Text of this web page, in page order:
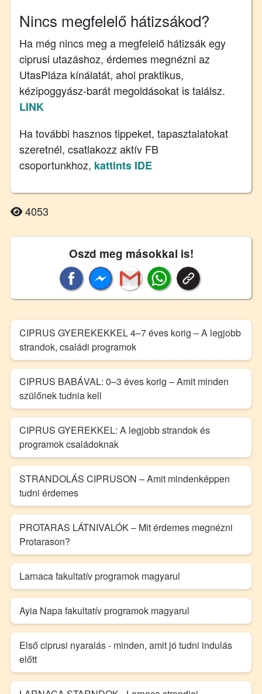
Nincs megfelelő hátizsákod?
Ha még nincs meg a megfelelő hátizsák egy
ciprusi utazáshoz, érdemes megnézni az
UtasPláza kínálatát, ahol praktikus,
kézipoggyász-barát megoldásokat is találsz.
LINK
Ha további hasznos tippeket, tapasztalatokat
szeretnél, csatlakozz aktív FB
csoportunkhoz, kattints IDE
4053
Oszd meg másokkal is!
CIPRUS GYEREKEKKEL 4–7 éves korig – A legjobb
strandok, családi programok
CIPRUS BABÁVAL: 0–3 éves korig – Amit minden
szülőnek tudnia kell
CIPRUS GYEREKKEL: A legjobb strandok és
programok családoknak
STRANDOLÁS CIPRUSON – Amit mindenképpen
tudni érdemes
PROTARAS LÁTNIVALÓK – Mit érdemes megnézni
Protarason?
Larnaca fakultatív programok magyarul
Ayia Napa fakultatív programok magyarul
Első ciprusi nyaralás - minden, amit jó tudni indulás
előtt